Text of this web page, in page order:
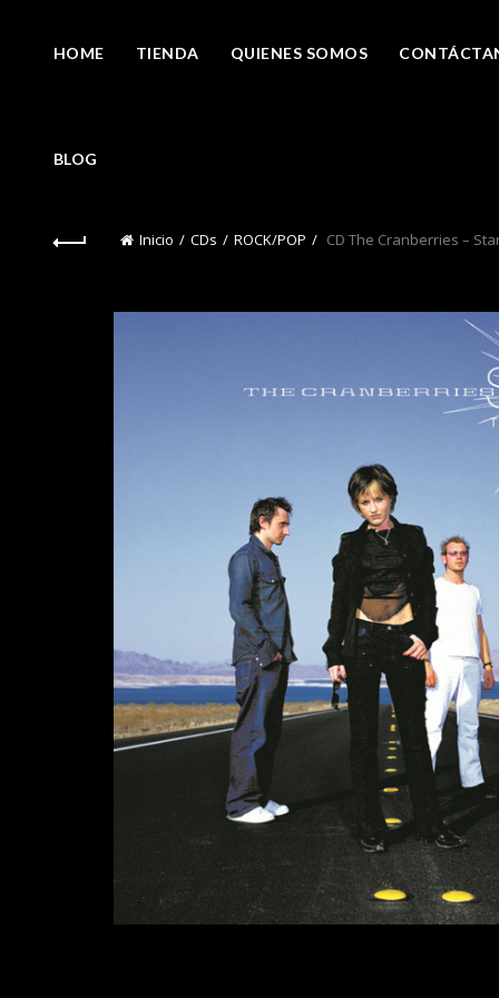
HOME TIENDA QUIENES SOMOS
BLOG
Inicio CDs ROCK/POP CD The Cranberries –